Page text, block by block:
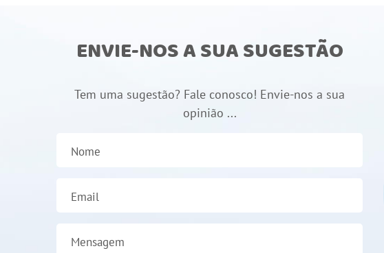
ENVIE-NOS A SUA SUGESTÃO
Tem uma sugestão? Fale conosco! Envie-nos a sua
opinião ...
Nome
Email
Mensagem